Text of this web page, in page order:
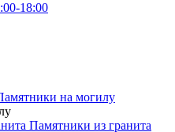
18:00
на могилу
Памятники из гранита